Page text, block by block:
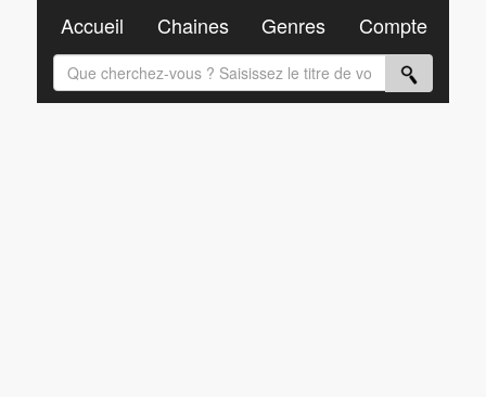
Accueil Chaines Genres Compte